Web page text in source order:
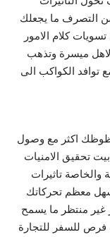
التصرف ما يجعلك
كلام الامور
ميسرة وتذهب
توافد الكواكب الى
اكثر مع وصول
تحقيق الامنيات
والخاصة تاثيرات
معظم تحركاتك
غير منتظر ما يسمح
للسفر للتجارة